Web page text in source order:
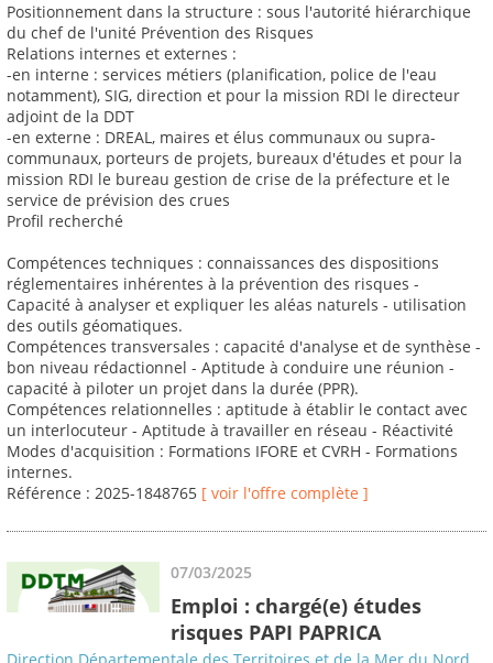
Positionnement dans la structure : sous l'autorité hiérarchique
du chef de l'unité Prévention des Risques
Relations internes et externes :
-en interne : services métiers (planification, police de l'eau
notamment), SIG, direction et pour la mission RDI le directeur
adjoint de la DDT
-en externe : DREAL, maires et élus communaux ou supra-
communaux, porteurs de projets, bureaux d'études et pour la
mission RDI le bureau gestion de crise de la préfecture et le
service de prévision des crues
Profil recherché
Compétences techniques : connaissances des dispositions
réglementaires inhérentes à la prévention des risques -
Capacité à analyser et expliquer les aléas naturels - utilisation
des outils géomatiques.
Compétences transversales : capacité d'analyse et de synthèse -
bon niveau rédactionnel - Aptitude à conduire une réunion -
capacité à piloter un projet dans la durée (PPR).
Compétences relationnelles : aptitude à établir le contact avec
un interlocuteur - Aptitude à travailler en réseau - Réactivité
Modes d'acquisition : Formations IFORE et CVRH - Formations
internes.
Référence : 2025-1848765 [ voir l'offre complète ]
07/03/2025
Emploi : chargé(e) études
risques PAPI PAPRICA